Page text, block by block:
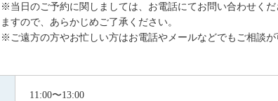
※当日のご予約に関しましては、お電話にてお問い合わせく
ますので、あらかじめご了承ください。
※ご遠方の方やお忙しい方はお電話やメールなどでもご相談が
11:00〜13:00